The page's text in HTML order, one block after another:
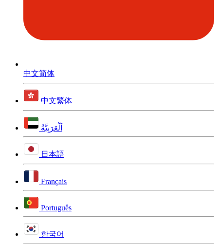
中文简体
中文繁体
اَلْعَرَبِيَّةُ
日本語
Français
Português
한국어